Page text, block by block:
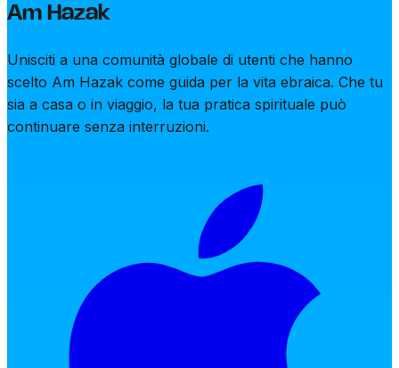
Am Hazak
Unisciti a una comunità globale di utenti che hanno
scelto Am Hazak come guida per la vita ebraica. Che tu
sia a casa o in viaggio, la tua pratica spirituale può
continuare senza interruzioni.